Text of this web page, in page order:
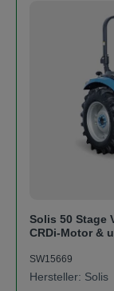
Solis 50 Stage
CRDi-Motor &
SW15669
Hersteller: Solis